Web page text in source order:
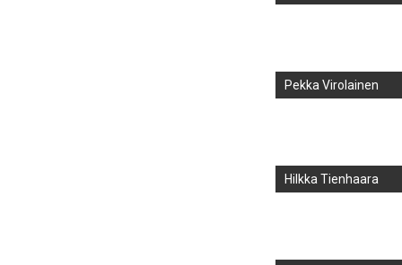
Pekka Virolainen
Hilkka Tienhaara